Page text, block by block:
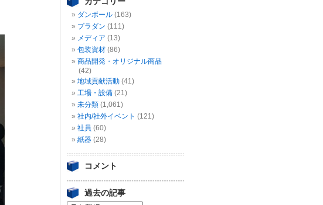
ダンボール (163)
プラダン (111)
メディア (13)
包装資材 (86)
商品開発・オリジナル商品
(42)
地域貢献活動 (41)
工場・設備 (21)
未分類 (1,061)
社内/社外イベント (121)
社員 (60)
紙器 (28)
コメント
過去の記事